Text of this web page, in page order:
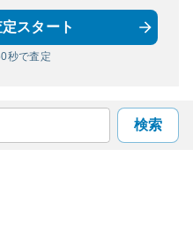
スタート
秒で査定
検索